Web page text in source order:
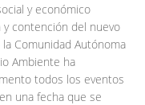
y económico
contención del nuevo
Comunidad Autónoma
Ambiente ha
todos los eventos
una fecha que se